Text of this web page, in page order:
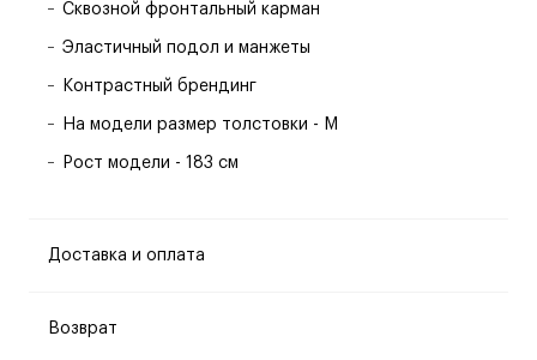
Сквозной фронтальный карман
Эластичный подол и манжеты
Контрастный брендинг
На модели размер толстовки - M
Рост модели - 183 см
Доставка и оплата
Возврат